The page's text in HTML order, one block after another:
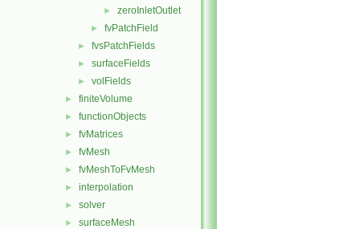
► zeroInletOutlet
► fvPatchField
► fvsPatchFields
► surfaceFields
► volFields
► finiteVolume
► functionObjects
► fvMatrices
► fvMesh
► fvMeshToFvMesh
► interpolation
► solver
► surfaceMesh